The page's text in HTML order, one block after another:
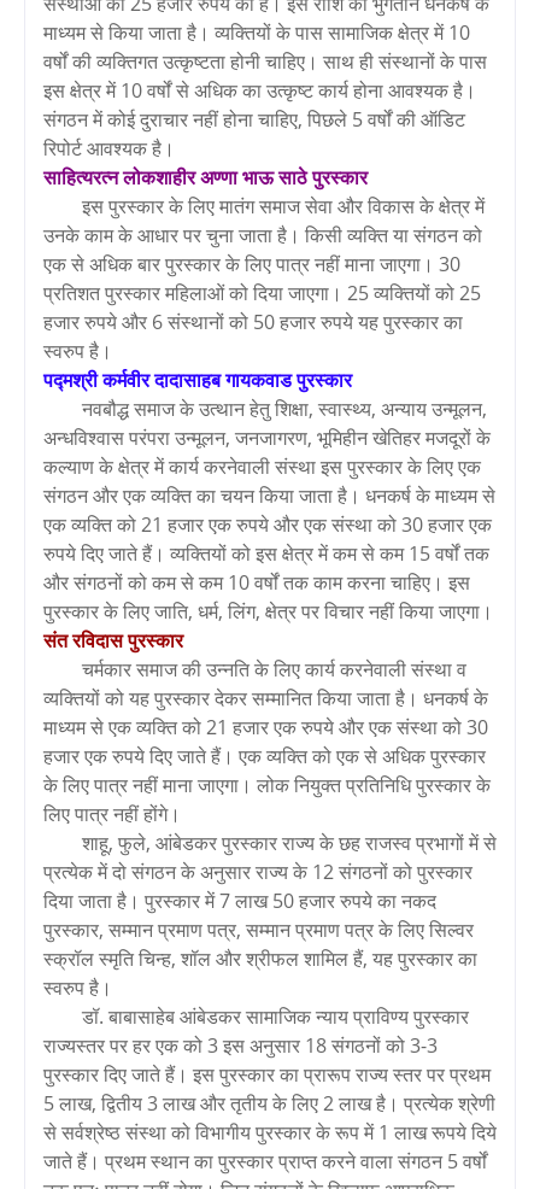
माध्यम से किया जाता है। व्यक्तियों के पास सामाजिक क्षेत्र में 10
वर्षों की व्यक्तिगत उत्कृष्टता होनी चाहिए। साथ ही संस्थानों के पास
इस क्षेत्र में 10 वर्षों से अधिक का उत्कृष्ट कार्य होना आवश्यक है।
संगठन में कोई दुराचार नहीं होना चाहिए, पिछले 5 वर्षों की ऑडिट
रिपोर्ट आवश्यक है।
साहित्यरत्न लोकशाहीर अण्णा भाऊ साठे पुरस्कार
इस पुरस्कार के लिए मातंग समाज सेवा और विकास के क्षेत्र में
उनके काम के आधार पर चुना जाता है। किसी व्यक्ति या संगठन को
एक से अधिक बार पुरस्कार के लिए पात्र नहीं माना जाएगा। 30
प्रतिशत पुरस्कार महिलाओं को दिया जाएगा। 25 व्यक्तियों को 25
हजार रुपये और 6 संस्थानों को 50 हजार रुपये यह पुरस्कार का
स्वरुप है।
पद्मश्री कर्मवीर दादासाहब गायकवाड पुरस्कार
नवबौद्ध समाज के उत्थान हेतु शिक्षा, स्वास्थ्य, अन्याय उन्मूलन,
अन्धविश्वास परंपरा उन्मूलन, जनजागरण, भूमिहीन खेतिहर मजदूरों के
कल्याण के क्षेत्र में कार्य करनेवाली संस्था इस पुरस्कार के लिए एक
संगठन और एक व्यक्ति का चयन किया जाता है। धनकर्ष के माध्यम से
एक व्यक्ति को 21 हजार एक रुपये और एक संस्था को 30 हजार एक
रुपये दिए जाते हैं। व्यक्तियों को इस क्षेत्र में कम से कम 15 वर्षों तक
और संगठनों को कम से कम 10 वर्षों तक काम करना चाहिए। इस
पुरस्कार के लिए जाति, धर्म, लिंग, क्षेत्र पर विचार नहीं किया जाएगा।
संत रविदास पुरस्कार
चर्मकार समाज की उन्नति के लिए कार्य करनेवाली संस्था व
व्यक्तियों को यह पुरस्कार देकर सम्मानित किया जाता है। धनकर्ष के
माध्यम से एक व्यक्ति को 21 हजार एक रुपये और एक संस्था को 30
हजार एक रुपये दिए जाते हैं। एक व्यक्ति को एक से अधिक पुरस्कार
के लिए पात्र नहीं माना जाएगा। लोक नियुक्त प्रतिनिधि पुरस्कार के
लिए पात्र नहीं होंगे।
शाहू, फुले, आंबेडकर पुरस्कार राज्य के छह राजस्व प्रभागों में से
प्रत्येक में दो संगठन के अनुसार राज्य के 12 संगठनों को पुरस्कार
दिया जाता है। पुरस्कार में 7 लाख 50 हजार रुपये का नकद
पुरस्कार, सम्मान प्रमाण पत्र, सम्मान प्रमाण पत्र के लिए सिल्वर
स्क्रॉल स्मृति चिन्ह, शॉल और श्रीफल शामिल हैं, यह पुरस्कार का
स्वरुप है।
डॉ. बाबासाहेब आंबेडकर सामाजिक न्याय प्राविण्य पुरस्कार
राज्यस्तर पर हर एक को 3 इस अनुसार 18 संगठनों को 3-3
पुरस्कार दिए जाते हैं। इस पुरस्कार का प्रारूप राज्य स्तर पर प्रथम
5 लाख, द्वितीय 3 लाख और तृतीय के लिए 2 लाख है। प्रत्येक श्रेणी
से सर्वश्रेष्ठ संस्था को विभागीय पुरस्कार के रूप में 1 लाख रूपये दिये
जाते हैं। प्रथम स्थान का पुरस्कार प्राप्त करने वाला संगठन 5 वर्षों